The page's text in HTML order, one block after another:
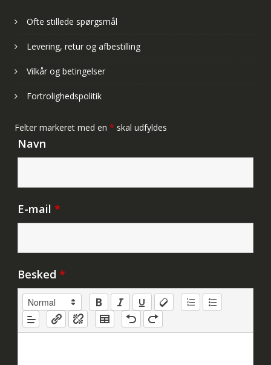
Ofte stillede spørgsmål
Levering, retur og afbestilling
Vilkår og betingelser
Fortrolighedspolitik
Felter markeret med en * skal udfyldes
Navn
E-mail *
Besked *